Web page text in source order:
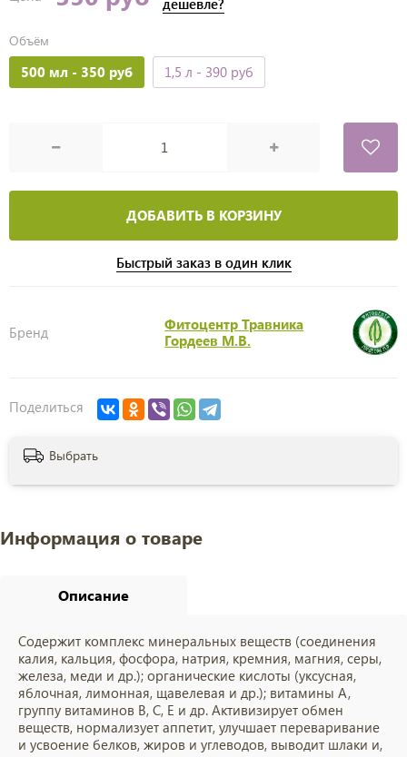
дешевле?
Объём
500 мл - 350 руб 1,5 л - 390 руб
ДОБАВИТЬ В КОРЗИНУ
Быстрый заказ в один клик
Бренд
Фитоцентр Травника
Гордеев М.В.
Поделиться
Выбрать
Информация о товаре
Описание
Содержит комплекс минеральных веществ (соединения
калия, кальция, фосфора, натрия, кремния, магния, серы,
железа, меди и др.); органические кислоты (уксусная,
яблочная, лимонная, щавелевая и др.); витамины А,
группу витаминов В, С, Е и др. Активизирует обмен
веществ, нормализует аппетит, улучшает переваривание
и усвоение белков, жиров и углеводов, выводит шлаки и,